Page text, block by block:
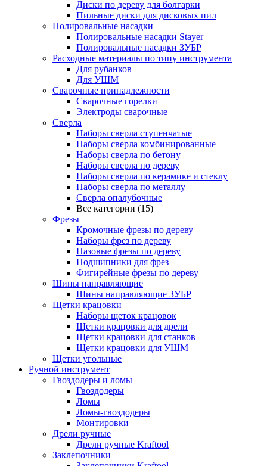
Диски по дереву для болгарки
Пильные диски для дисковых пил
Полировальные насадки
Полировальные насадки Stayer
Полировальные насадки ЗУБР
Расходные материалы по типу инструмента
Для рубанков
Для УШМ
Сварочные принадлежности
Сварочные горелки
Электроды сварочные
Сверла
Наборы cверла ступенчатые
Наборы сверла комбинированные
Наборы сверла по бетону
Наборы сверла по дереву
Наборы сверла по керамике и стеклу
Наборы сверла по металлу
Сверла опалубочные
Все категории (15)
Фрезы
Кромочные фрезы по дереву
Наборы фрез по дереву
Пазовые фрезы по дереву
Подшипники для фрез
Фигирейные фрезы по дереву
Шины направляющие
Шины направляющие ЗУБР
Щетки крацовки
Наборы щеток крацовок
Щетки крацовки для дрели
Щетки крацовки для станков
Щетки крацовки для УШМ
Щетки угольные
Ручной инструмент
Гвоздодеры и ломы
Гвоздодеры
Ломы
Ломы-гвоздодеры
Монтировки
Дрели ручные
Дрели ручные Kraftool
Заклепочники